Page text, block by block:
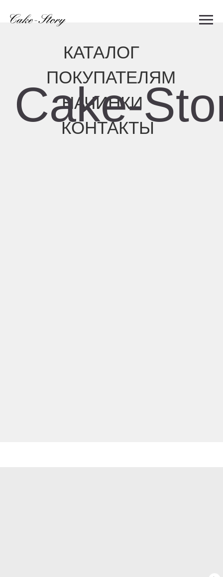
ПОКУПАТЕЛЯМ
НАЧИНКИ
КОНТАКТЫ
Cake-Story